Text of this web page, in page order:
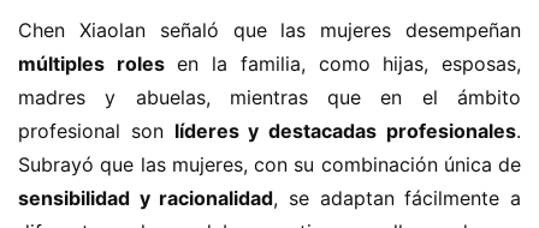
múltiples roles en la familia, como hijas, esposas,
madres y abuelas, mientras que en el ámbito
profesional son líderes y destacadas profesionales.
sensibilidad y racionalidad, se adaptan fácilmente a